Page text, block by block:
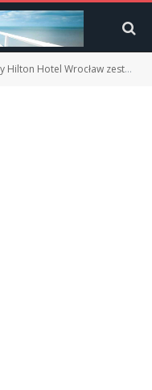
Hotel Wrocław zestaw kawa/herbata